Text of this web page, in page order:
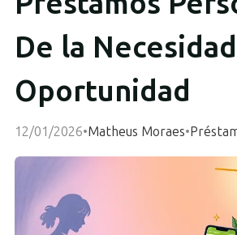
De la
Oportunidad
12/01/2026•Matheus Moraes•